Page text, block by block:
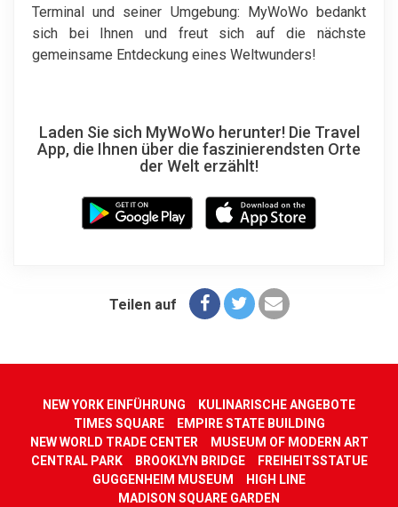
Terminal und seiner Umgebung: MyWoWo bedankt
sich bei Ihnen und freut sich auf die nächste
gemeinsame Entdeckung eines Weltwunders!
Laden Sie sich MyWoWo herunter! Die Travel
App, die Ihnen über die faszinierendsten Orte
der Welt erzählt!
Teilen auf
NEW YORK EINFÜHRUNG
KULINARISCHE ANGEBOTE
TIMES SQUARE
EMPIRE STATE BUILDING
NEW WORLD TRADE CENTER
MUSEUM OF MODERN ART
CENTRAL PARK
BROOKLYN BRIDGE
FREIHEITSSTATUE
GUGGENHEIM MUSEUM
HIGH LINE
MADISON SQUARE GARDEN